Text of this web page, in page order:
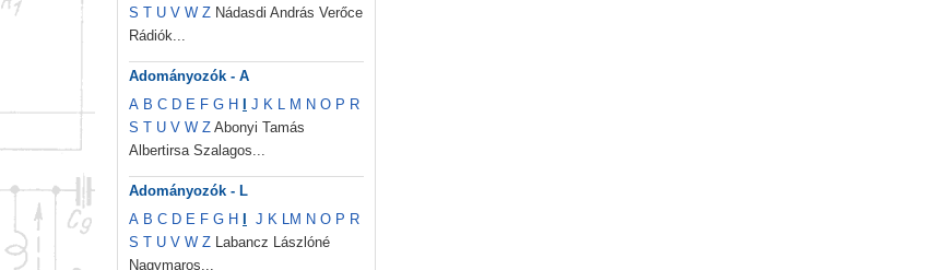
S T U V W Z Nádasdi András Verőce
Rádiók...
Adományozók - A
A B C D E F G H J K L M N O P R
S T U V W Z Abonyi Tamás
Albertirsa Szalagos...
Adományozók - L
A B C D E F G H J K LM N O P R
S T U V W Z Labancz Lászlóné
Nagymaros...